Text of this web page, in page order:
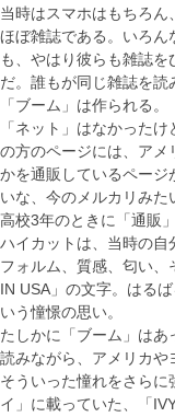
当時はスマホはもちろ
ほぼ雑誌である。いろん
も、やはり彼らも雑誌
だ。誰もが同じ雑誌を読
「ブーム」は作られる。
「ネット」はなかった
の方のページには、アメ
かを通販しているページ
いな、今のメルカリみた
高校3年のときに「通販
ハイカットは、当時の自
フォルム、質感、匂い
IN USA」の文字。はる
いう憧憬の思い。
たしかに「ブーム」は
読みながら、アメリカや
そういった憧れをさら
イ」に載っていた、「